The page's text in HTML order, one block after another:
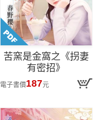
苦窯是金窩之《拐妻
有密招》
電子書價187元